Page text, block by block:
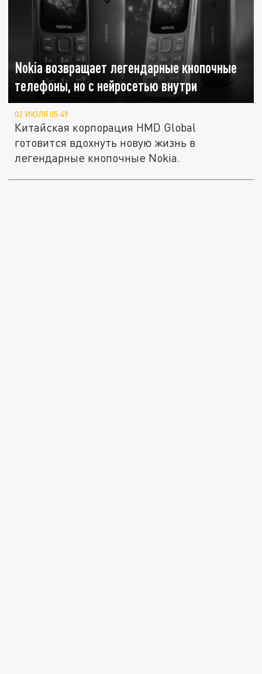
Nokia возвращает легендарные кнопочные
телефоны, но с нейросетью внутри
02 ИЮЛЯ 05:49
Китайская корпорация HMD Global
готовится вдохнуть новую жизнь в
легендарные кнопочные Nokia.